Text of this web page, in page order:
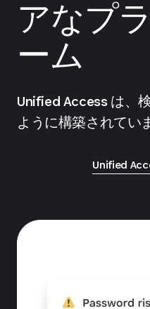
アなプ
ーム
Unified Access は、
ように構築されてい
Unified